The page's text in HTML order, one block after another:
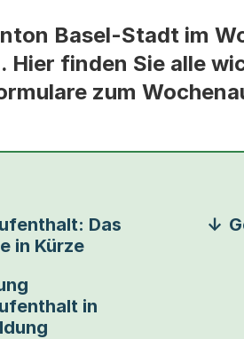
Basel-Stadt im
Hier finden Sie alle
zum
Das
in Kürze
in